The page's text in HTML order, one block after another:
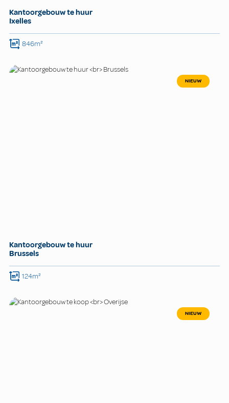
Kantoorgebouw te huur
Ixelles
846m²
NIEUW
Kantoorgebouw te huur
Brussels
124m²
NIEUW